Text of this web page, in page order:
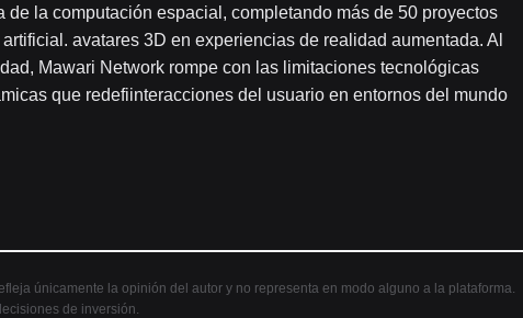
la computación espacial, completando más de 50 proyectos
avatares 3D en experiencias de realidad aumentada. Al
Mawari Network rompe con las limitaciones tecnológicas
que redefiinteracciones del usuario en entornos del mundo
únicamente la opinión del autor y no representa en modo alguno a la plataforma.
de inversión.